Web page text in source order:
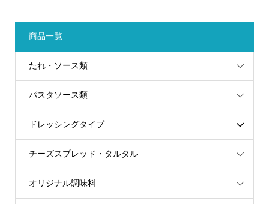
商品一覧
たれ・ソース類
パスタソース類
ドレッシングタイプ
チーズスプレッド・タルタル
オリジナル調味料